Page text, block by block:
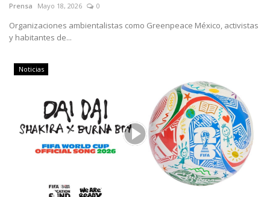
Prensa Mayo 18, 2026 0
Organizaciones ambientalistas como Greenpeace México, activistas
y habitantes de...
Noticias